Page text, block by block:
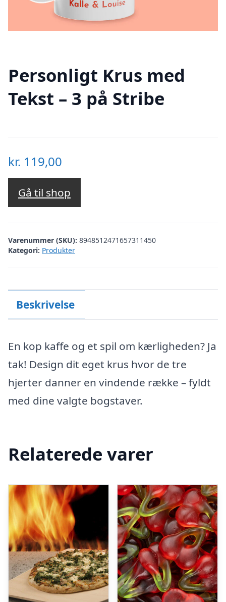
Personligt Krus med
Tekst – 3 på Stribe
kr. 119,00
Gå til shop
Varenummer (SKU): 8948512471657311450
Kategori: Produkter
Beskrivelse
En kop kaffe og et spil om kærligheden? Ja
tak! Design dit eget krus hvor de tre
hjerter danner en vindende række – fyldt
med dine valgte bogstaver.
Relaterede varer